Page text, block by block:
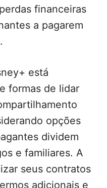
financeiras
a pagarem
está
formas de lidar
opções
dividem
e familiares. A
seus contratos
adicionais e